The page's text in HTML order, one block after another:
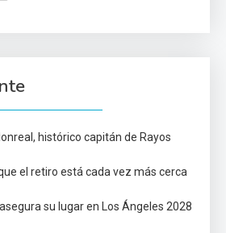
histórico capitán de Rayos
el retiro está cada vez más cerca
su lugar en Los Ángeles 2028